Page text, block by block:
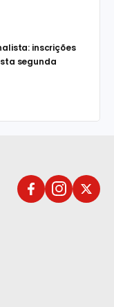
inscrições
segunda